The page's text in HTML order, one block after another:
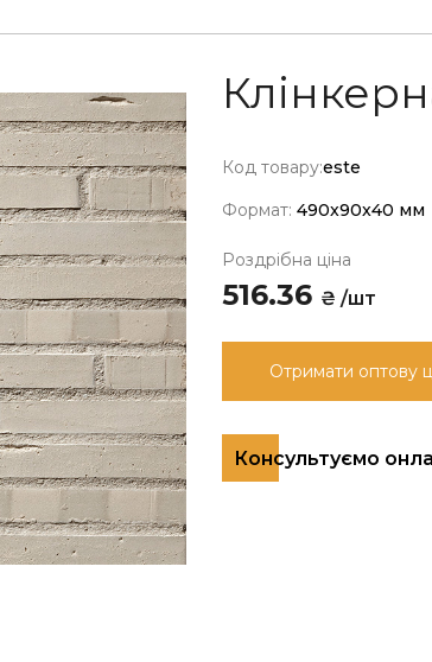
Код товару:este
Формат: 490x90x40 мм
Роздрібна ціна
516.36 ₴ /шт
Отримати оптову
Консультуємо